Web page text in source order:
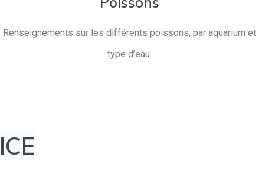
Renseignements sur les différents poissons, par aquarium et
type d’eau